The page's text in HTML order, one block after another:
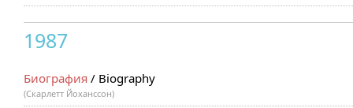
1987
Биография / Biography
(Скарлетт Йоханссон)